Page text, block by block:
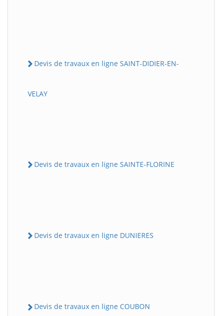
Devis de travaux en ligne SAINT-DIDIER-EN-
VELAY
Devis de travaux en ligne SAINTE-FLORINE
Devis de travaux en ligne DUNIERES
Devis de travaux en ligne COUBON